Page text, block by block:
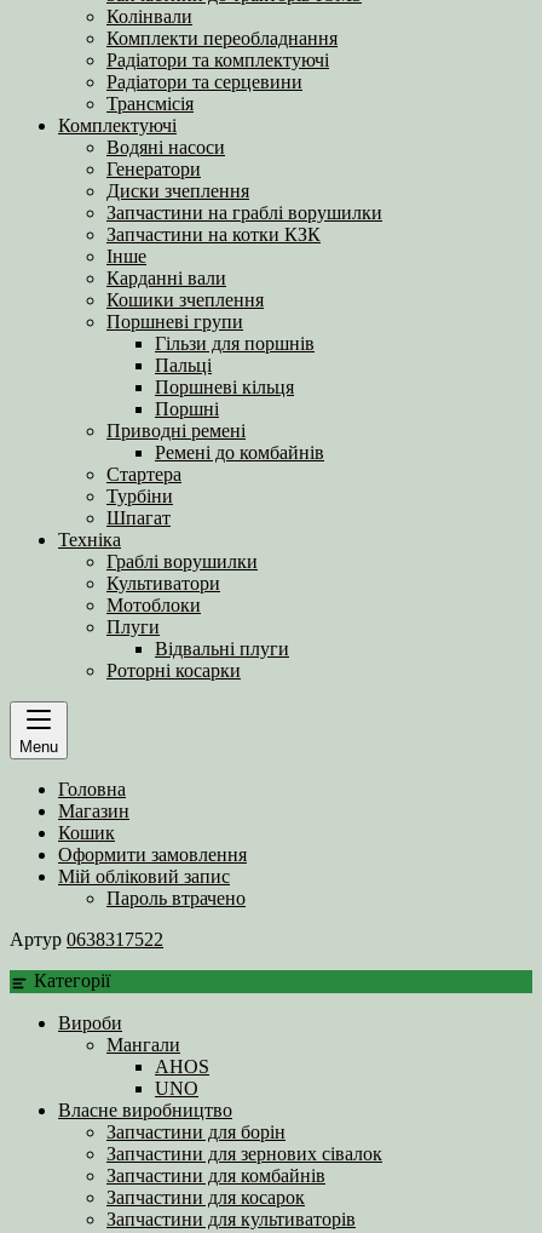
Колінвали
Комплекти переобладнання
Радіатори та комплектуючі
Радіатори та серцевини
Трансмісія
Комплектуючі
Водяні насоси
Генератори
Диски зчеплення
Запчастини на граблі ворушилки
Запчастини на котки КЗК
Інше
Карданні вали
Кошики зчеплення
Поршневі групи
Гільзи для поршнів
Пальці
Поршневі кільця
Поршні
Приводні ремені
Ремені до комбайнів
Стартера
Турбіни
Шпагат
Техніка
Граблі ворушилки
Культиватори
Мотоблоки
Плуги
Відвальні плуги
Роторні косарки
Menu
Головна
Магазин
Кошик
Оформити замовлення
Мій обліковий запис
Пароль втрачено
Артур 0638317522
Категорії
Вироби
Мангали
AHOS
UNO
Власне виробництво
Запчастини для борін
Запчастини для зернових сівалок
Запчастини для комбайнів
Запчастини для косарок
Запчастини для культиваторів